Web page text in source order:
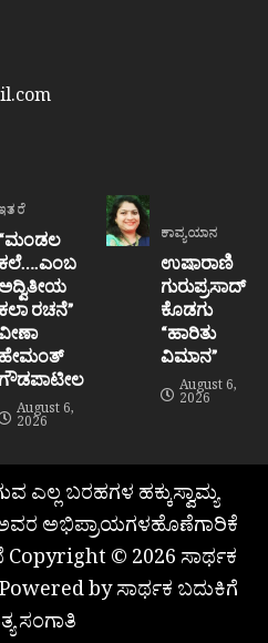
“ಮಂಡಲ
ಕಲೆ….ಎಂಬ
ಕಲಾ ರಚನೆ”‌
ಹೇಮಂತ್‌
ಗೌಡಪಾಟೀಲ
August 6,
2026
ಕಾವ್ಯಯಾನ
ಉಷಾರಾಣಿ
ಗುರುಪ್ರಸಾದ್
ಕೊಡಗು
“ಹಾರಿತು
ವಿಮಾನ”
August 6,
2026
ಎಲ್ಲ ಬರಹಗಳ ಹಕ್ಕುಸ್ವಾಮ್ಯ
ಅಭಿಪ್ರಾಯಗಳಹೊಣೆಗಾರಿಕೆ
Copyright © 2026 ಸಾರ್ಥಕ
by ಸಾರ್ಥಕ ಬದುಕಿಗೆ
ಸಂಗಾತಿ